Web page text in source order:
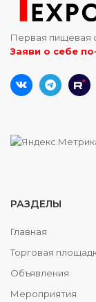
Первая пищевая
Заяви о себе
РАЗДЕЛЫ
Главная
Торговая
Объявления
Мероприятия